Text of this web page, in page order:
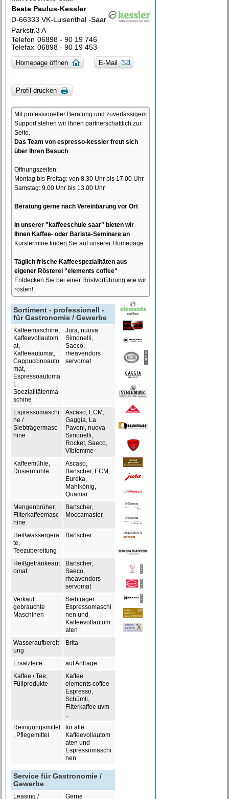
Beate Paulus-Kessler
D-66333 VK-Luisenthal -Saar
Parkstr.3 A
Telefon 06898 - 90 19 746
Telefax 06898 - 90 19 453
Homepage öffnen E-Mail
Profil drucken
Mit professioneller Beratung und zuverlässigem
Support stehen wir Ihnen partnerschaftlich zur
Seite.
Das Team von espresso-kessler freut sich
über Ihren Besuch
Öffnungszeiten:
Montag bis Freitag: von 8.30 Uhr bis 17.00 Uhr
Samstag: 9.00 Uhr bis 13.00 Uhr
Beratung gerne nach Vereinbarung vor Ort
In unserer "kaffeeschule saar" bieten wir
Ihnen Kaffee- oder Barista-Seminare an
Kurstermine finden Sie auf unserer Homepage
Täglich frische Kaffeespezialitäten aus
eigener Rösterei "elements coffee"
Entdecken Sie bei einer Röstvorführung wie wir
rösten!
Sortiment - professionell -
für Gastronomie / Gewerbe
Kaffeemaschine,
Kaffeevollautom
at,
Kaffeeautomat,
Cappuccinoauto
mat,
Espressoautoma
t,
Spezialitätenma
schine
Jura, nuova
Simonelli,
Saeco,
rheavendors
servomat
Espressomaschi
ne /
Siebträgermasc
hine
Ascaso, ECM,
Gaggia, La
Pavoni, nuova
Simonelli,
Rocket, Saeco,
Vibiemme
Kaffeemühle,
Dosiermühle
Ascaso,
Bartscher, ECM,
Eureka,
Mahlkönig,
Quamar
Mengenbrüher,
Filterkaffeemasc
hine
Bartscher,
Moccamaster
Heißwassergerä
te,
Teezubereitung
Bartscher
Heißgetränkeaut
omat
Bartscher,
Saeco,
rheavendors
servomat
Verkauf:
gebrauchte
Maschinen
Siebträger
Espressomaschi
nen und
Kaffeevollautom
aten
Wasseraufbereit
ung
Brita
Ersatzteile
auf Anfrage
Kaffee / Tee,
Füllprodukte
Kaffee
elements coffee
Espresso,
Schümli,
Filterkaffee uvm
..
Reinigungsmittel
, Pflegemittel
für alle
Kaffeevollautom
aten und
Espressomaschi
nen
Service für Gastronomie /
Gewerbe
Leasing / Gerne